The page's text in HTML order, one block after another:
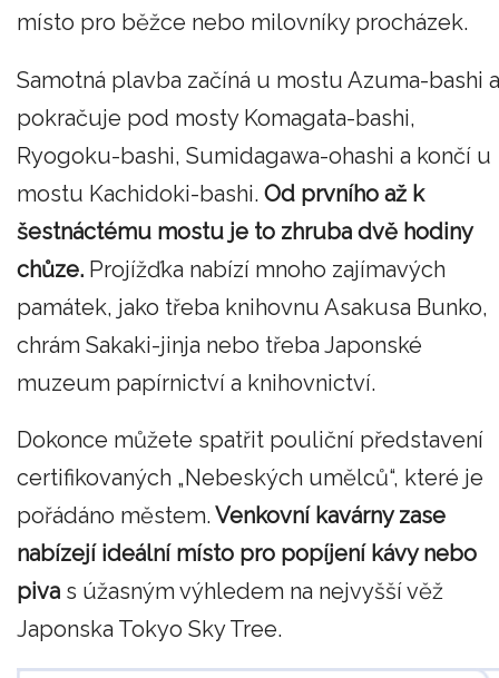
místo pro běžce nebo milovníky procházek.
Samotná plavba začíná u mostu Azuma-bashi a
pokračuje pod mosty Komagata-bashi,
Ryogoku-bashi, Sumidagawa-ohashi a končí u
mostu Kachidoki-bashi. Od prvního až k
šestnáctému mostu je to zhruba dvě hodiny
chůze. Projížďka nabízí mnoho zajímavých
památek, jako třeba knihovnu Asakusa Bunko,
chrám Sakaki-jinja nebo třeba Japonské
muzeum papírnictví a knihovnictví.
Dokonce můžete spatřit pouliční představení
certifikovaných „Nebeských umělců“, které je
pořádáno městem. Venkovní kavárny zase
nabízejí ideální místo pro popíjení kávy nebo
piva s úžasným výhledem na nejvyšší věž
Japonska Tokyo Sky Tree.